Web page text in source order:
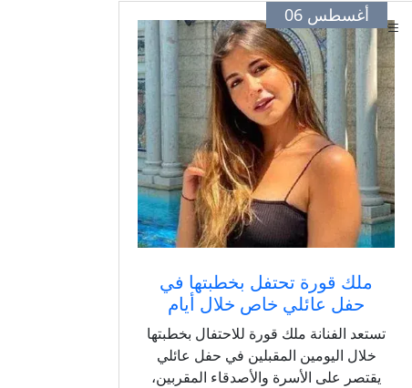
أغسطس 06
ملك قورة تحتفل بخطبتها في
حفل عائلي خاص خلال أيام
تستعد الفنانة ملك قورة للاحتفال بخطبتها
خلال اليومين المقبلين في حفل عائلي
يقتصر على الأسرة والأصدقاء المقربين،